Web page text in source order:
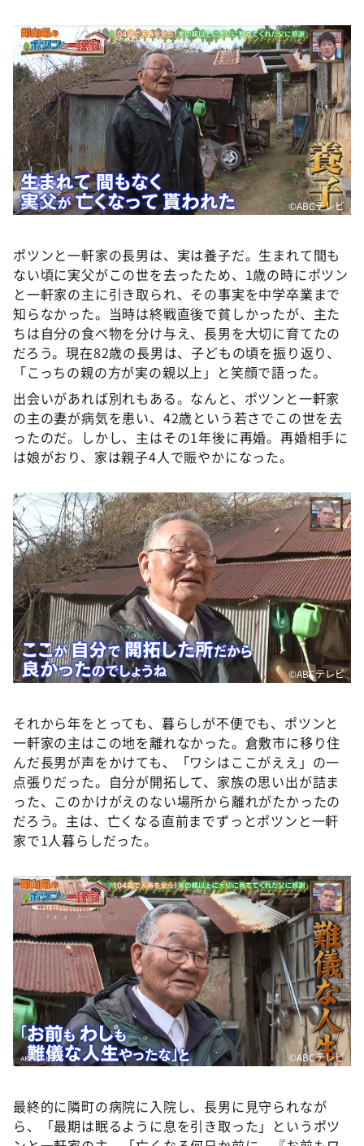
©️ABCテレビ
ポツンと一軒家の長男は、実は養子だ。生まれて間も
ない頃に実父がこの世を去ったため、1歳の時にポツン
と一軒家の主に引き取られ、その事実を中学卒業まで
知らなかった。当時は終戦直後で貧しかったが、主た
ちは自分の食べ物を分け与え、長男を大切に育てたの
だろう。現在82歳の長男は、子どもの頃を振り返り、
「こっちの親の方が実の親以上」と笑顔で語った。
出会いがあれば別れもある。なんと、ポツンと一軒家
の主の妻が病気を患い、42歳という若さでこの世を去
ったのだ。しかし、主はその1年後に再婚。再婚相手に
は娘がおり、家は親子4人で賑やかになった。
©️ABCテレビ
それから年をとっても、暮らしが不便でも、ポツンと
一軒家の主はこの地を離れなかった。倉敷市に移り住
んだ長男が声をかけても、「ワシはここがええ」の一
点張りだった。自分が開拓して、家族の思い出が詰ま
った、このかけがえのない場所から離れがたかったの
だろう。主は、亡くなる直前までずっとポツンと一軒
家で1人暮らしだった。
©️ABCテレビ
最終的に隣町の病院に入院し、長男に見守られなが
ら、「最期は眠るように息を引き取った」というポツ